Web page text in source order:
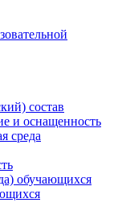
состав
и оснащенность
среда
обучающихся